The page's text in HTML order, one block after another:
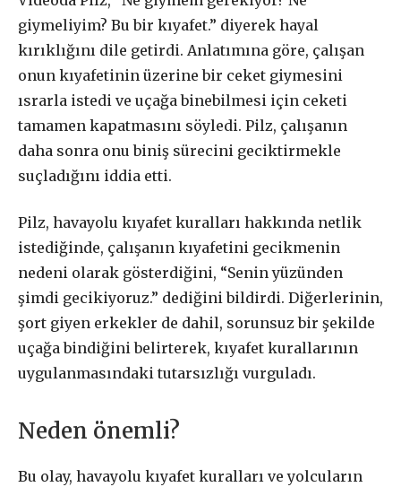
giymeliyim? Bu bir kıyafet.” diyerek hayal
kırıklığını dile getirdi. Anlatımına göre, çalışan
onun kıyafetinin üzerine bir ceket giymesini
ısrarla istedi ve uçağa binebilmesi için ceketi
tamamen kapatmasını söyledi. Pilz, çalışanın
daha sonra onu biniş sürecini geciktirmekle
suçladığını iddia etti.
Pilz, havayolu kıyafet kuralları hakkında netlik
istediğinde, çalışanın kıyafetini gecikmenin
nedeni olarak gösterdiğini, “Senin yüzünden
şimdi gecikiyoruz.” dediğini bildirdi. Diğerlerinin,
şort giyen erkekler de dahil, sorunsuz bir şekilde
uçağa bindiğini belirterek, kıyafet kurallarının
uygulanmasındaki tutarsızlığı vurguladı.
Neden önemli?
Bu olay, havayolu kıyafet kuralları ve yolcuların